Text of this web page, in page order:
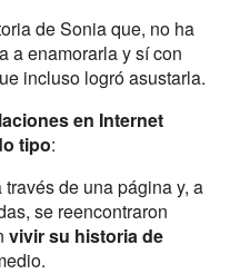
de Sonia que, no ha
a enamorarla y sí con
incluso logró asustarla.
en Internet
tipo:
de una página y, a
se reencontraron
vivir su historia de